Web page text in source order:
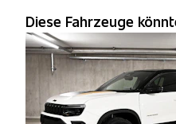
Diese Fahrzeuge